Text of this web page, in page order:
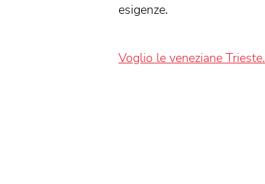
esigenze.
Voglio le veneziane Trieste.